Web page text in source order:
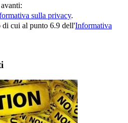
sulla privacy.
di cui al punto 6.9 dell'Informativa